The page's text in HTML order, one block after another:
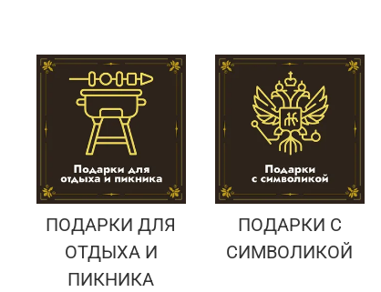
ПОДАРКИ ДЛЯ
ОТДЫХА И
ПИКНИКА
ПОДАРКИ С
СИМВОЛИКОЙ